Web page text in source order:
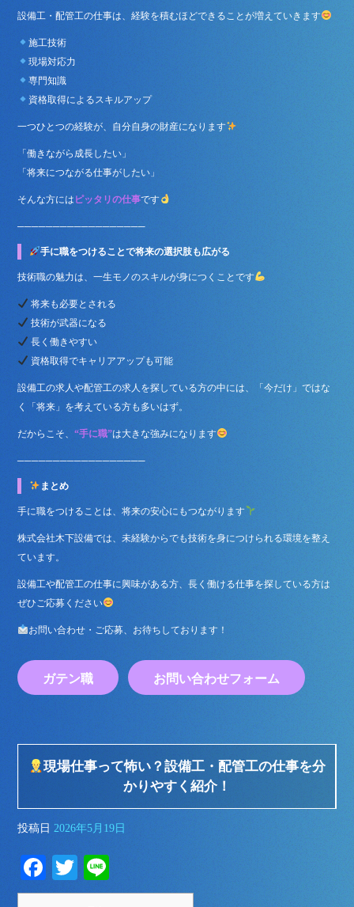
設備工・配管工の仕事は、経験を積むほどできることが増えていきます
施工技術
現場対応力
専門知識
資格取得によるスキルアップ
一つひとつの経験が、自分自身の財産になります
「働きながら成長したい」
「将来につながる仕事がしたい」
そんな方には ピッタリの仕事です
──────────────────
手に職をつけることで将来の選択肢も広がる
技術職の魅力は、一生モノのスキルが身につくことです
将来も必要とされる
技術が武器になる
長く働きやすい
資格取得でキャリアアップも可能
設備工の求人や配管工の求人を探している方の中には、「今だけ」ではな
く「将来」を考えている方も多いはず。
だからこそ、“手に職”は大きな強みになります
──────────────────
まとめ
手に職をつけることは、将来の安心にもつながります
株式会社木下設備では、未経験からでも技術を身につけられる環境を整え
ています。
設備工や配管工の仕事に興味がある方、長く働ける仕事を探している方は
ぜひご応募ください
お問い合わせ・ご応募、お待ちしております！
ガテン職 お問い合わせフォーム
現場仕事って怖い？設備工・配管工の仕事を分
かりやすく紹介！
投稿日 2026年5月19日
Fa
ce
T
wi ne